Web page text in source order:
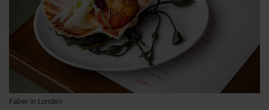
Faber in Londen